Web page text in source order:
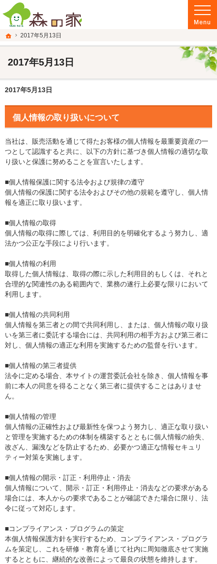
ホーム
2017年5月13日
2017年5月13日
富山県南砺市の注文住宅・新築戸建てを手がける建設会社なら当社へ。
富山県南砺市の新築・注文住宅・新築戸建てを手がける建設会社なら森の家
2017年5月13日
個人情報の取り扱いについて
当社は、販売活動を通じて得たお客様の個人情報を最重要資産の一
つとして認識すると共に、以下の方針に基づき個人情報の適切な取
り扱いと保護に努めることを宣言いたします。
■個人情報保護に関する法令および規律の遵守
個人情報の保護に関する法令およびその他の規範を遵守し、個人情
報を適正に取り扱います。
■個人情報の取得
個人情報の取得に際しては、利用目的を明確化するよう努力し、適
法かつ公正な手段により行います。
■個人情報の利用
取得した個人情報は、取得の際に示した利用目的もしくは、それと
合理的な関連性のある範囲内で、業務の遂行上必要な限りにおいて
利用します。
■個人情報の共同利用
個人情報を第三者との間で共同利用し、または、個人情報の取り扱
いを第三者に委託する場合には、共同利用の相手方および第三者に
対し、個人情報の適正な利用を実施するための監督を行います。
■個人情報の第三者提供
法令に定める場合、本サイトの運営委託会社を除き、個人情報を事
前に本人の同意を得ることなく第三者に提供することはありませ
ん。
■個人情報の管理
個人情報の正確性および最新性を保つよう努力し、適正な取り扱い
と管理を実施するための体制を構築するとともに個人情報の紛失、
改ざん、漏洩などを防止するため、必要かつ適正な情報セキュリ
ティー対策を実施します。
■個人情報の開示・訂正・利用停止・消去
個人情報について、開示・訂正・利用停止・消去などの要求がある
場合には、本人からの要求であることが確認できた場合に限り、法
令に従って対応します。
■コンプライアンス・プログラムの策定
本個人情報保護方針を実行するため、コンプライアンス・プログラ
ムを策定し、これを研修・教育を通じて社内に周知徹底させて実施
するとともに、継続的な改善によって最良の状態を維持します。